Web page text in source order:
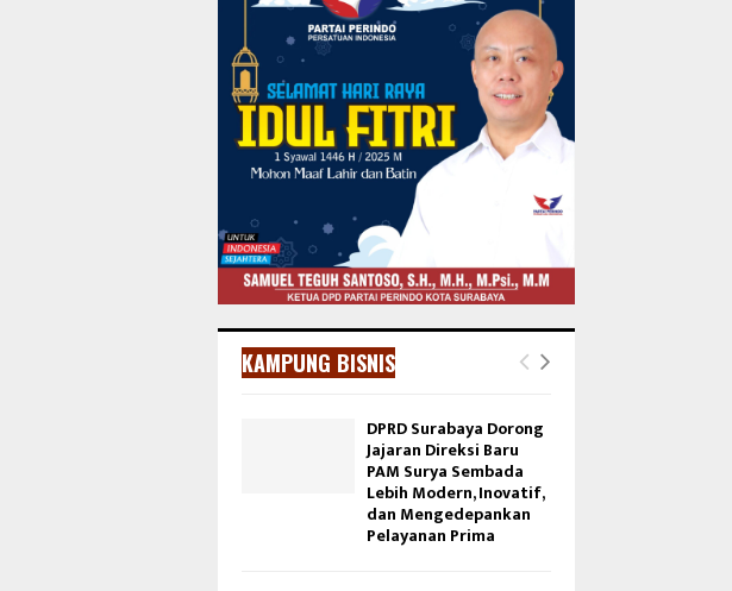
KAMPUNG BISNIS
DPRD Surabaya Dorong
Jajaran Direksi Baru
PAM Surya Sembada
Lebih Modern, Inovatif,
dan Mengedepankan
Pelayanan Prima